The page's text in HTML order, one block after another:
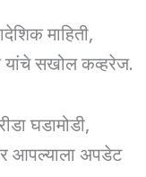
माहिती,
यांचे सखोल कव्हरेज.
घडामोडी,
आपल्याला अपडेट